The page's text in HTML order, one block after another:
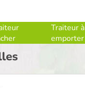
Traiteur à
emporter